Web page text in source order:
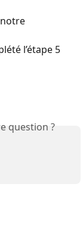
l’étape 5
question ?